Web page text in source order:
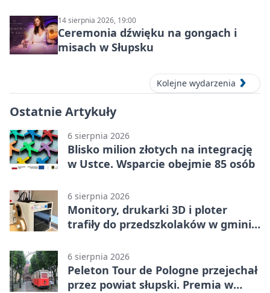
14 sierpnia 2026, 19:00
Ceremonia dźwięku na gongach i
misach w Słupsku
Kolejne wydarzenia
Ostatnie Artykuły
6 sierpnia 2026
Blisko milion złotych na integrację
w Ustce. Wsparcie obejmie 85 osób
6 sierpnia 2026
Monitory, drukarki 3D i ploter
trafiły do przedszkolaków w gminie
6 sierpnia 2026
Peleton Tour de Pologne przejechał
przez powiat słupski. Premia w